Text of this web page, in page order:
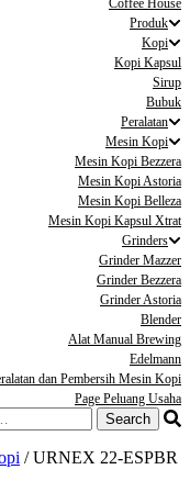
Coffee House
Produk
Kopi
Kopi Kapsul
Sirup
Bubuk
Peralatan
Mesin Kopi
Mesin Kopi Bezzera
Mesin Kopi Astoria
Mesin Kopi Belleza
Mesin Kopi Kapsul Xtrat
Grinders
Grinder Mazzer
Grinder Bezzera
Grinder Astoria
Blender
Alat Manual Brewing
Edelmann
dan Pembersih Mesin Kopi
Page Peluang Usaha
/ URNEX 22-ESPBR